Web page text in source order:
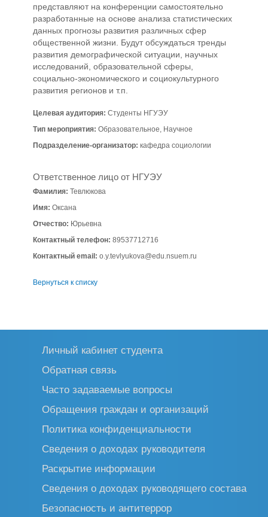
представляют на конференции самостоятельно
разработанные на основе анализа статистических
данных прогнозы развития различных сфер
общественной жизни. Будут обсуждаться тренды
развития демографической ситуации, научных
исследований, образовательной сферы,
социально-экономического и социокультурного
развития регионов и т.п.
Целевая аудитория: Студенты НГУЭУ
Тип мероприятия: Образовательное, Научное
Подразделение-организатор: кафедра социологии
Ответственное лицо от НГУЭУ
Фамилия: Тевлюкова
Имя: Оксана
Отчество: Юрьевна
Контактный телефон: 89537712716
Контактный email: o.y.tevlyukova@edu.nsuem.ru
Вернуться к списку
Личный кабинет студента
Обратная связь
Часто задаваемые вопросы
Обращения граждан и организаций
Политика конфиденциальности
Сведения о доходах руководителя
Раскрытие информации
Сведения о доходах руководящего состава
Безопасность и антитеррор